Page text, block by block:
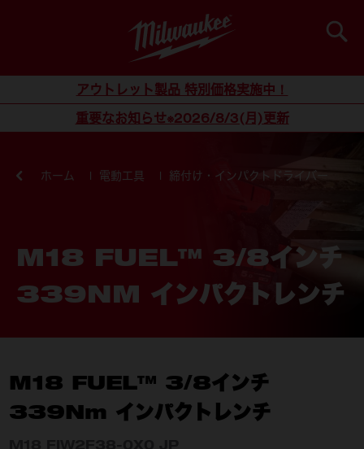
検索
コンテンツにスキップアウトレット製品 特別価格実施中！
重要なお知らせ※2026/8/3(月)更新
ホーム 電動工具 締付け・インパクトドライバー
M18 FUEL™ 3/8インチ
339NM インパクトレンチ
M18 FUEL™ 3/8インチ
339Nm インパクトレンチ